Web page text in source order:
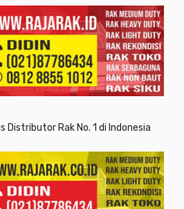
Distributor Rak No. 1 di Indonesia